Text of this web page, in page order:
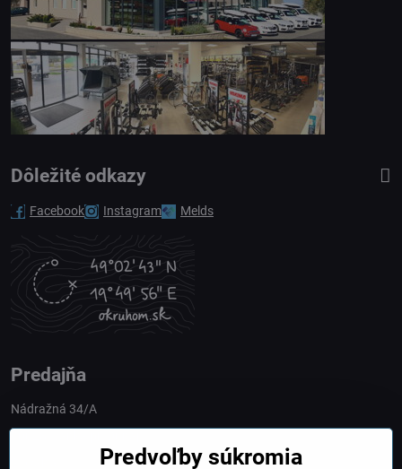
Dôležité odkazy
Facebook Instagram Melds
Predajňa
Nádražná 34/A
Predvoľby súkromia